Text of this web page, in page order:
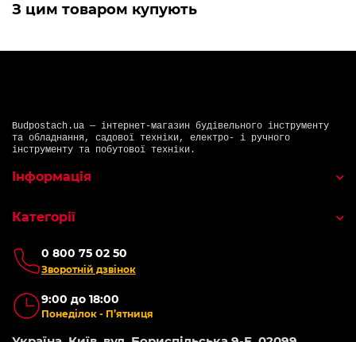
З цим товаром купують
Budpostach.ua — інтернет-магазин будівельного інструменту
та обладнання, садової техніки, електро- і ручного
інструменту та побутової техніки.
0 800 75 02 50
Зворотній дзвінок
9:00 до 18:00
Понеділок - П’ятниця
Інформація
Категорії